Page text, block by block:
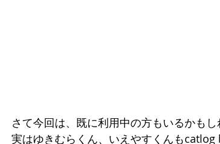
さて今回は、既に利用中の方もいるかも
実はゆきむらくん、いえやすくんも